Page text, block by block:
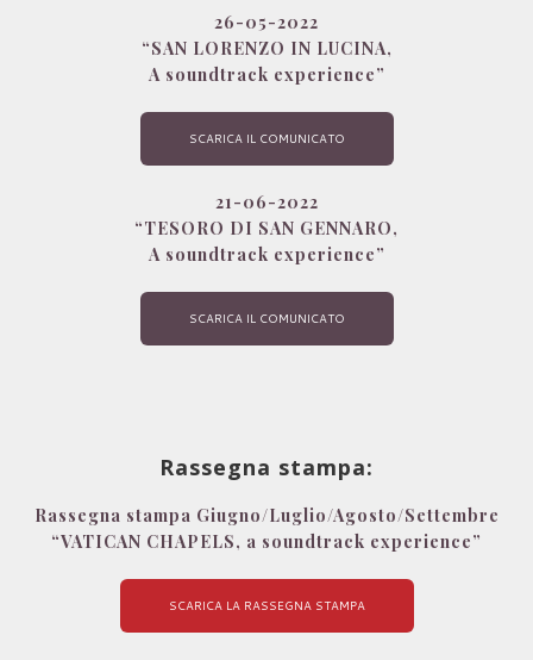
26-05-2022
“SAN LORENZO IN LUCINA,
A soundtrack experience”
SCARICA IL COMUNICATO
21-06-2022
“TESORO DI SAN GENNARO,
A soundtrack experience”
SCARICA IL COMUNICATO
Rassegna stampa:
Rassegna stampa Giugno/Luglio/Agosto/Settembre
“VATICAN CHAPELS, a soundtrack experience”
SCARICA LA RASSEGNA STAMPA